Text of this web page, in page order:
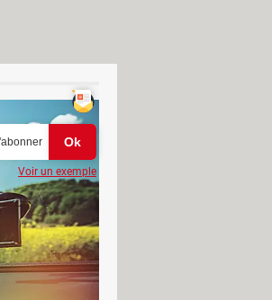
Voir un exemple